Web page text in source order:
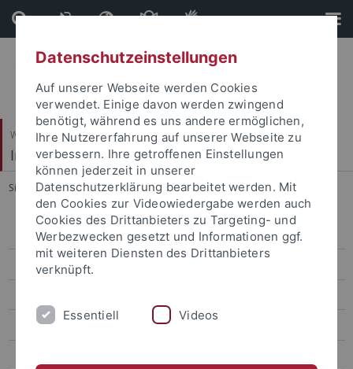
Direkt
zum
Inhalt
Direkt
zur
Fußleiste
Wirtschafts- und Sozialwissenschaftliche Fakultät
Institut für Politikwissenschaft
Sie sind hier: Startseite ... Publikationen Stoy
Mitarbeiter
Prof. Dr. Daniel Buhr
Prof. Dr. Udo Zolleis
Datenschutzeinstellungen
Auf unserer Webseite werden Cookies
verwendet. Einige davon werden zwingend
benötigt, während es uns andere ermöglichen,
Ihre Nutzererfahrung auf unserer Webseite zu
verbessern. Ihre getroffenen Einstellungen
können jederzeit in unserer
Datenschutzerklärung bearbeitet werden. Mit
den Cookies zur Videowiedergabe werden auch
Cookies des Drittanbieters zu Targeting- und
Werbezwecken gesetzt und Informationen ggf.
mit weiteren Diensten des Drittanbieters
verknüpft.
Essentiell Videos